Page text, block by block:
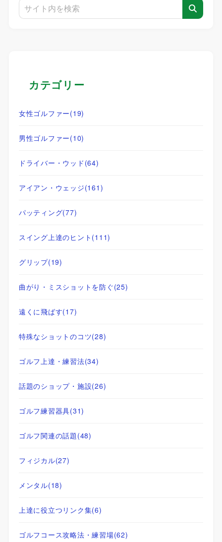
カテゴリー
女性ゴルファー(19)
男性ゴルファー(10)
ドライバー・ウッド (64)
アイアン・ウェッジ(161)
パッティング(77)
スイング上達のヒント (111)
グリップ(19)
曲がり・ミスショットを防ぐ(25)
遠くに飛ばす(17)
特殊なショットのコツ(28)
ゴルフ上達・練習法(34)
話題のショップ・施設(26)
ゴルフ練習器具(31)
ゴルフ関連の話題(48)
フィジカル(27)
メンタル(18)
上達に役立つリンク集(6)
ゴルフコース攻略法・練習場(62)